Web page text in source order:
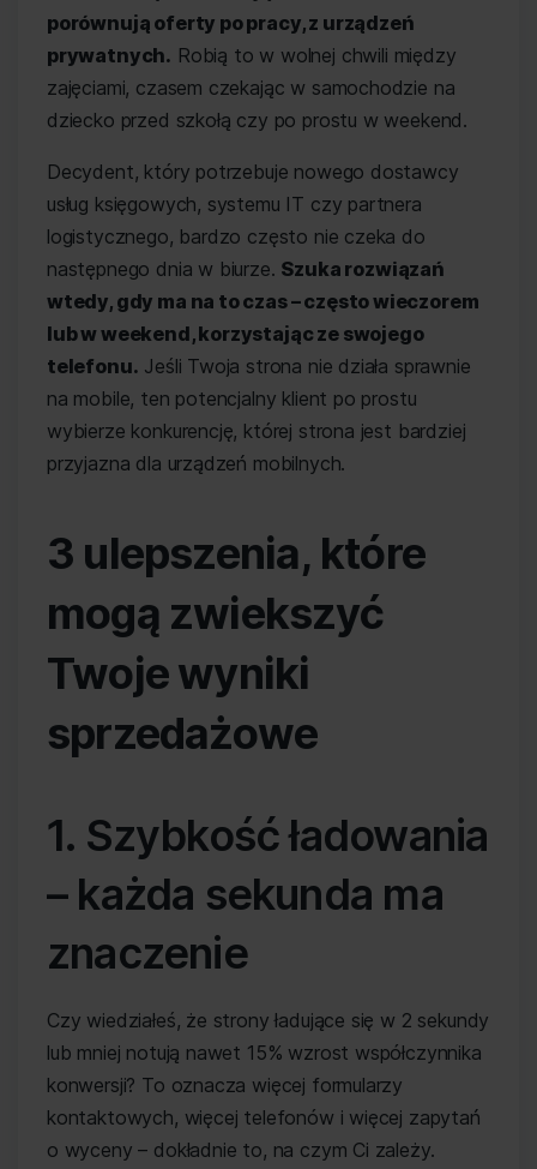
porównują oferty po pracy, z urządzeń
prywatnych. Robią to w wolnej chwili między
zajęciami, czasem czekając w samochodzie na
dziecko przed szkołą czy po prostu w weekend.
Decydent, który potrzebuje nowego dostawcy
usług księgowych, systemu IT czy partnera
logistycznego, bardzo często nie czeka do
następnego dnia w biurze. Szuka rozwiązań
wtedy, gdy ma na to czas – często wieczorem
lub w weekend, korzystając ze swojego
telefonu. Jeśli Twoja strona nie działa sprawnie
na mobile, ten potencjalny klient po prostu
wybierze konkurencję, której strona jest bardziej
przyjazna dla urządzeń mobilnych.
3 ulepszenia, które
mogą zwiekszyć
Twoje wyniki
sprzedażowe
1. Szybkość ładowania
– każda sekunda ma
znaczenie
Czy wiedziałeś, że strony ładujące się w 2 sekundy
lub mniej notują nawet 15% wzrost współczynnika
konwersji? To oznacza więcej formularzy
kontaktowych, więcej telefonów i więcej zapytań
o wyceny – dokładnie to, na czym Ci zależy.